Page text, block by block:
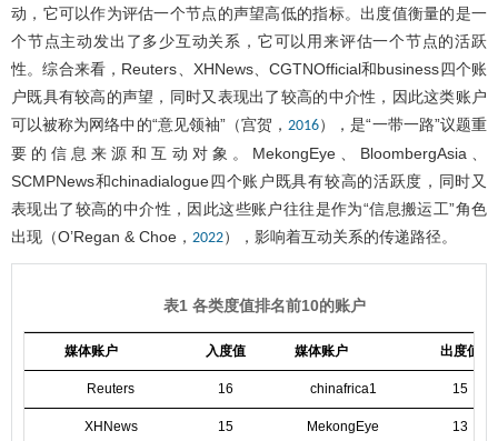
动，它可以作为评估一个节点的声望高低的指标。出度值衡量的是一
个节点主动发出了多少互动关系，它可以用来评估一个节点的活跃
性。综合来看，Reuters、XHNews、CGTNOfficial和business四个账
户既具有较高的声望，同时又表现出了较高的中介性，因此这类账户
可以被称为网络中的“意见领袖”（宫贺， 2016），是“一带一路”议题重
要的信息来源和互动对象。MekongEye、BloombergAsia、
SCMPNews和chinadialogue四个账户既具有较高的活跃度，同时又
表现出了较高的中介性，因此这些账户往往是作为“信息搬运工”角色
出现（O’Regan & Choe， 2022），影响着互动关系的传递路径。
表1 各类度值排名前10的账户
媒体账户 入度值 媒体账户 出度值
Reuters 16 chinafrica1 15
XHNews 15 MekongEye 13